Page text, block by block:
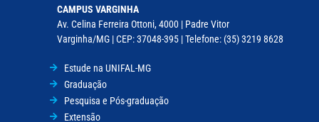
CAMPUS VARGINHA
Av. Celina Ferreira Ottoni, 4000 | Padre Vitor
Varginha/MG | CEP: 37048-395 | Telefone: (35) 3219 8628
Estude na UNIFAL-MG
Graduação
Pesquisa e Pós-graduação
Extensão